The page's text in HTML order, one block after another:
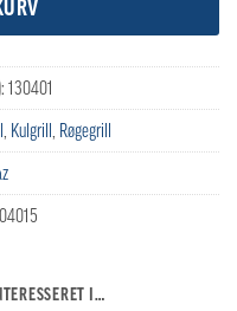
130401
Kulgrill Røgegrill
I…